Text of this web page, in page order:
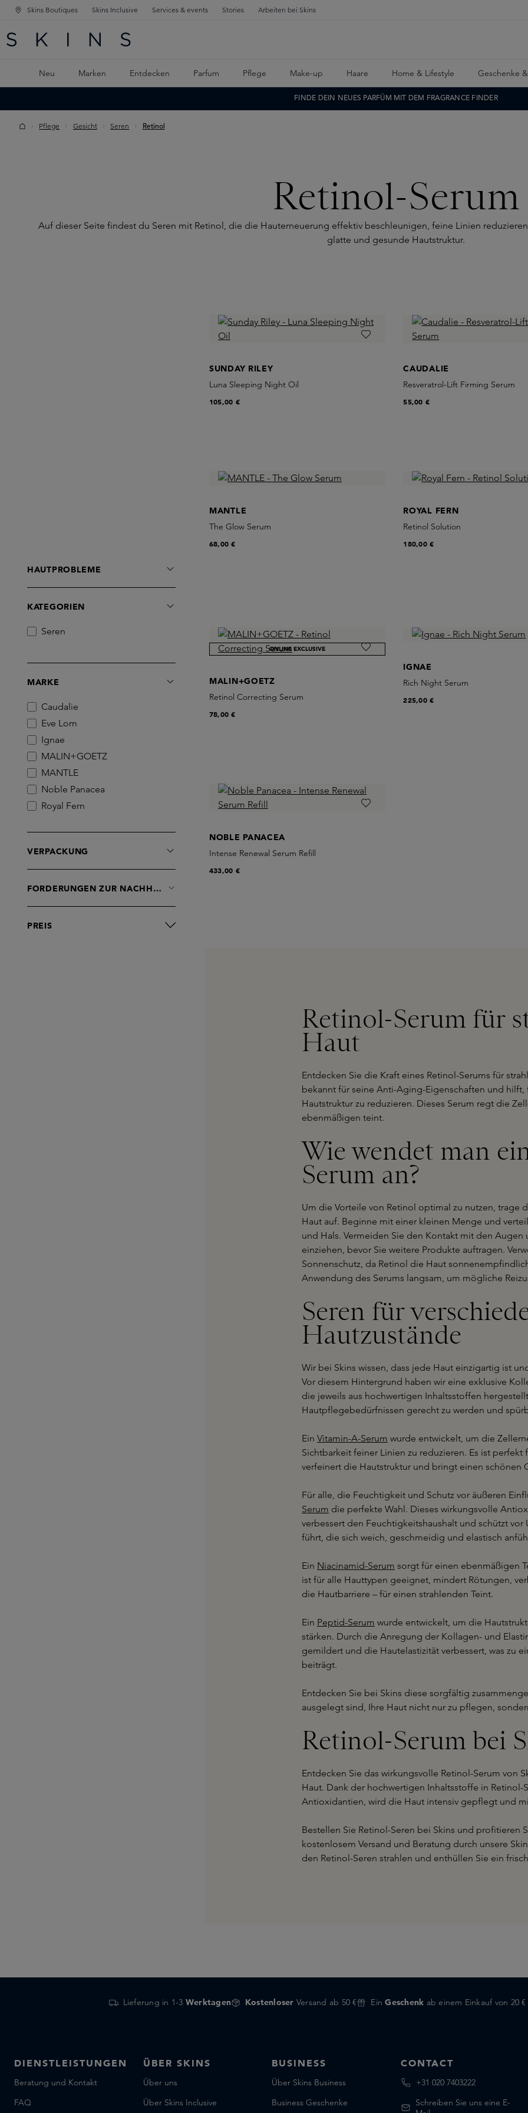
SPRINGEN
SPRINGEN
Skins Boutiques Skins Inclusive Services & events Stories Arbeiten bei Skins
Neu Marken Entdecken Parfum Pflege Make-up Haare Home & Lifestyle Geschenke
FINDE DEIN NEUES PARFÜM MIT DEM FRAGRANCE FINDER
Pflege Gesicht Seren Retinol
Retinol-Serum
Auf dieser Seite findest du Seren mit Retinol, die die Hauterneuerung effektiv beschleunigen, feine Linien
glatte und gesunde Hautstruktur.
HAUTPROBLEME
KATEGORIEN
Seren
MARKE
Caudalie
Eve Lom
Ignae
MALIN+GOETZ
MANTLE
Noble Panacea
Royal Fern
VERPACKUNG
FORDERUNGEN ZUR NACHHALTIGKEIT
PREIS
SUNDAY RILEY
Luna Sleeping Night Oil
105,00 €
CAUDALIE
Resveratrol-Lift Firming Serum
55,00 €
MANTLE
The Glow Serum
68,00 €
ROYAL FERN
Retinol Solution
180,00 €
ONLINE EXCLUSIVE
MALIN+GOETZ
Retinol Correcting Serum
78,00 €
IGNAE
Rich Night Serum
225,00 €
NOBLE PANACEA
Intense Renewal Serum Refill
433,00 €
Retinol-Serum für
Haut
Entdecken Sie die Kraft eines Retinol-Serums für
bekannt für seine Anti-Aging-Eigenschaften und hilft,
Hautstruktur zu reduzieren. Dieses Serum regt die
ebenmäßigen teint.
Wie wendet man
Serum an?
Um die Vorteile von Retinol optimal zu nutzen, trage
Haut auf. Beginne mit einer kleinen Menge und
und Hals. Vermeiden Sie den Kontakt mit den Augen
einziehen, bevor Sie weitere Produkte auftragen.
Sonnenschutz, da Retinol die Haut
Anwendung des Serums langsam, um mögliche
Seren für
Hautzustände
Wir bei Skins wissen, dass jede Haut einzigartig ist
Vor diesem Hintergrund haben wir eine exklusive
die jeweils aus hochwertigen Inhaltsstoffen
Hautpflegebedürfnissen gerecht zu werden und
Ein Vitamin-A-Serum wurde entwickelt, um die
Sichtbarkeit feiner Linien zu reduzieren. Es ist perfekt
verfeinert die Hautstruktur und bringt einen schönen
Für alle, die Feuchtigkeit und Schutz vor äußeren
Serum die perfekte Wahl. Dieses wirkungsvolle
verbessert den Feuchtigkeitshaushalt und schützt vor
führt, die sich weich, geschmeidig und elastisch
Ein Niacinamid-Serum sorgt für einen ebenmäßigen
ist für alle Hauttypen geeignet, mindert Rötungen,
die Hautbarriere – für einen strahlenden Teint.
Ein Peptid-Serum wurde entwickelt, um die
stärken. Durch die Anregung der Kollagen- und
gemildert und die Hautelastizität verbessert, was zu
beiträgt.
Entdecken Sie bei Skins diese sorgfältig
ausgelegt sind, Ihre Haut nicht nur zu pflegen,
Retinol-Serum bei
Entdecken Sie das wirkungsvolle Retinol-Serum von
Haut. Dank der hochwertigen Inhaltsstoffe in Retinol-
Antioxidantien, wird die Haut intensiv gepflegt und
Bestellen Sie Retinol-Seren bei Skins und profitieren
kostenlosem Versand und Beratung durch unsere
den Retinol-Seren strahlen und enthüllen Sie ein
Lieferung in 1-3 Werktagen Kostenloser Versand ab 50 € EinGeschenk ab einem Einkauf von 20 €
DIENSTLEISTUNGEN
Beratung und Kontakt
FAQ
ÜBER SKINS
Über uns
Über Skins Inclusive
BUSINESS
Über Skins Business
Business Geschenke
CONTACT
+31 020 7403222
Schreiben Sie uns eine E-